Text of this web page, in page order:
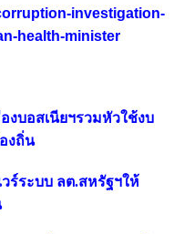
investigation-
health-minister
งบอสเนียฯรวมหัวใช้งบ
งถิ่น
ร์ระบบ ลต.สหรัฐฯให้